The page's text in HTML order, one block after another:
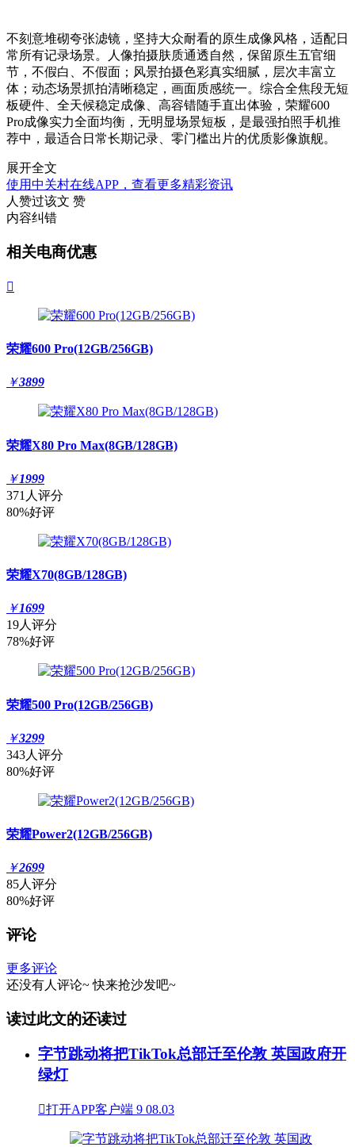
不刻意堆砌夸张滤镜，坚持大众耐看的原生成像风格，适配日
常所有记录场景。人像拍摄肤质通透自然，保留原生五官细
节，不假白、不假面；风景拍摄色彩真实细腻，层次丰富立
体；动态场景抓拍清晰稳定，画面质感统一。综合全焦段无短
板硬件、全天候稳定成像、高容错随手直出体验，荣耀600
Pro成像实力全面均衡，无明显场景短板，是最强拍照手机推
荐中，最适合日常长期记录、零门槛出片的优质影像旗舰。
展开全文
使用中关村在线APP，查看更多精彩资讯
人赞过该文 赞
内容纠错
相关电商优惠

荣耀600 Pro(12GB/256GB)
￥3899
荣耀X80 Pro Max(8GB/128GB)
￥1999
371人评分
80%好评
荣耀X70(8GB/128GB)
￥1699
19人评分
78%好评
荣耀500 Pro(12GB/256GB)
￥3299
343人评分
80%好评
荣耀Power2(12GB/256GB)
￥2699
85人评分
80%好评
评论
更多评论
还没有人评论~ 快来抢沙发吧~
读过此文的还读过
字节跳动将把TikTok总部迁至伦敦 英国政府开
绿灯
打开APP客户端 9 08.03